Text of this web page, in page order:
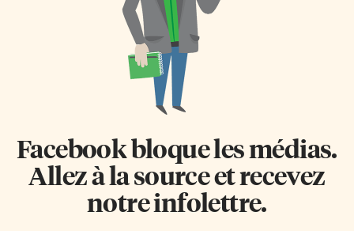
Facebook bloque les médias.
Allez à la source et recevez
notre infolettre.